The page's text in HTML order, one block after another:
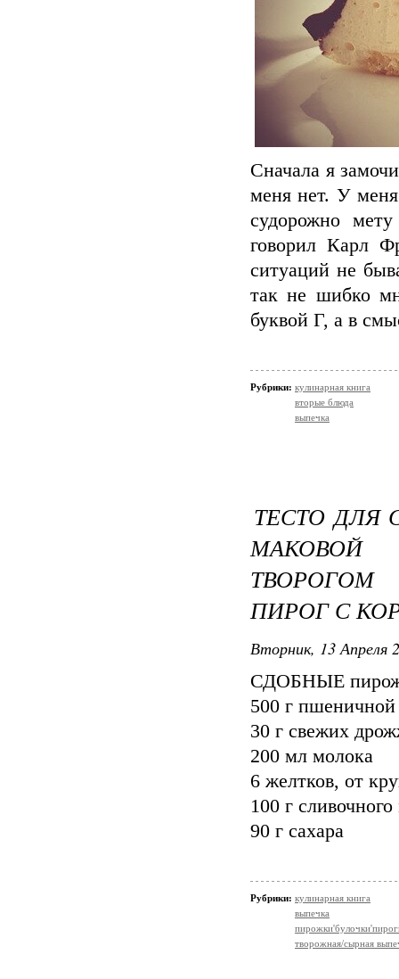
Сначала я
меня нет. У
судорожно
говорил Карл
ситуаций не
так не шибко
буквой Г, а в
Рубрики: кулинарная книга
вторые блюда
выпечка
ТЕСТО ДЛЯ
ПИРОГ С
Вторник, 13 Апреля
СДОБНЫЕ
500 г
30 г свежих
200 мл молока
6 желтков, от
100 г
90 г сахара
Рубрики: кулинарная книга
выпечка
творожная/сырная